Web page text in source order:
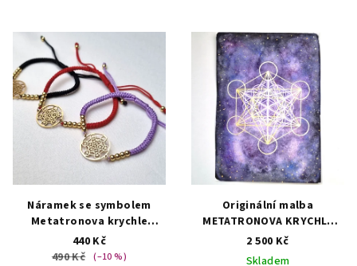
Náramek se symbolem
Metatronova krychle
(posvátná geometrie)
Šperky - Posvátná
440 Kč
490 Kč (–10 %)
Originální malba
METATRONOVA KRYCHLE
(symbol posvátné
geometrie)
2 500 Kč
Skladem